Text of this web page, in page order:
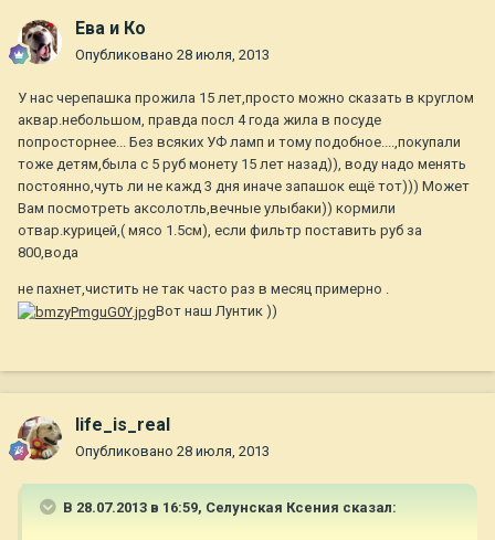
Ева и Ко
Опубликовано 28 июля, 2013
У нас черепашка прожила 15 лет,просто можно сказать в круглом
аквар.небольшом, правда посл 4 года жила в посуде
попросторнее... Без всяких УФ ламп и тому подобное....,покупали
тоже детям,была с 5 руб монету 15 лет назад)), воду надо менять
постоянно,чуть ли не кажд 3 дня иначе запашок ещё тот))) Может
Вам посмотреть аксолотль,вечные улыбаки)) кормили
отвар.курицей,( мясо 1.5см), если фильтр поставить руб за
800,вода
не пахнет,чистить не так часто раз в месяц примерно .
Вот наш Лунтик ))
life_is_real
Опубликовано 28 июля, 2013
В 28.07.2013 в 16:59, Селунская Ксения сказал: